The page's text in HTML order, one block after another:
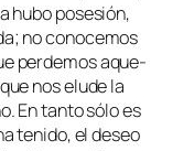
hu­bo po­se­sión,
no co­no­ce­mos
per­de­mos aque­
nos elu­de la
En tan­to só­lo es
te­ni­do, el de­seo